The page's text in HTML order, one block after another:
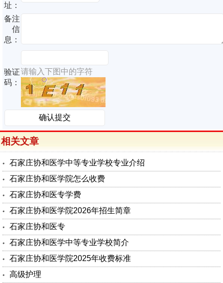
址：
备注
信
息：
验证
码：
请输入下图中的字符
相关文章
石家庄协和医学中等专业学校专业介绍
石家庄协和医学院怎么收费
石家庄协和医专学费
石家庄协和医学院2026年招生简章
石家庄协和医专
石家庄协和医学中等专业学校简介
石家庄协和医学院2025年收费标准
高级护理